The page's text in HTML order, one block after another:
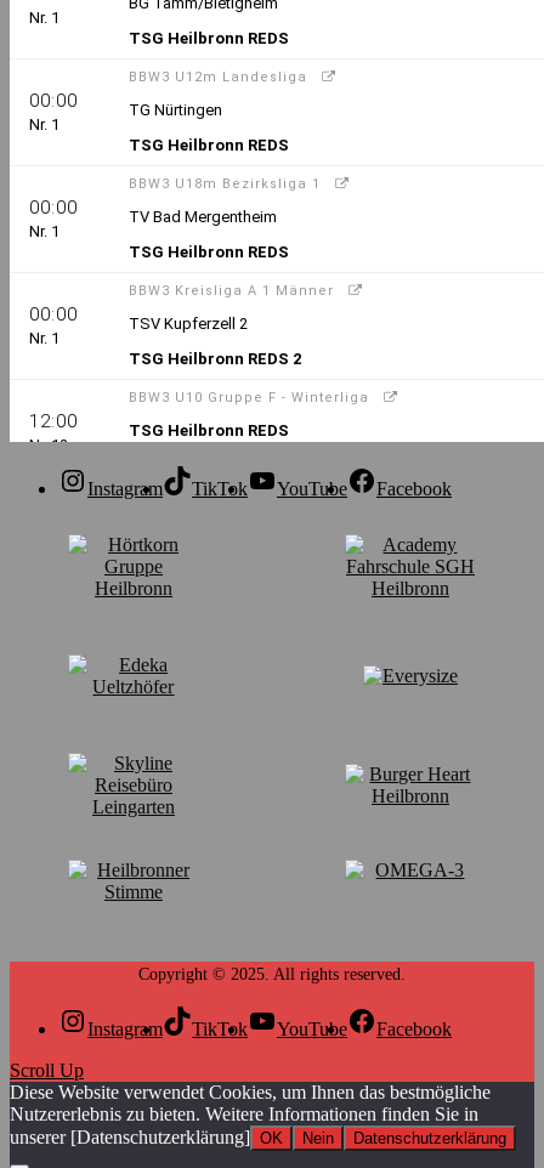
Instagram TikTok YouTube Facebook
Instagram TikTok YouTube
Facebook
Scroll Up
Diese Website verwendet Cookies, um Ihnen das bestmögliche
Nutzererlebnis zu bieten. Weitere Informationen finden Sie in
unserer [Datenschutzerklärung] OK Nein Datenschutzerklärung